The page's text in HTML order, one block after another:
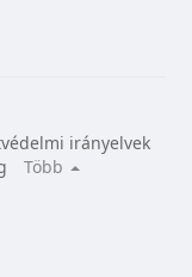
irányelvek
Több